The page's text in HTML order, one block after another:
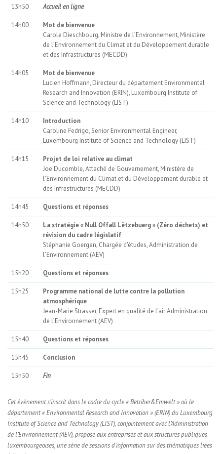
13h50 Accueil en ligne
14h00
Mot de bienvenue
Carole Dieschbourg, Ministre de l’Environnement, Ministère
de l’Environnement du Climat et du Développement durable
et des Infrastructures (MECDD)
14h05
Mot de bienvenue
Lucien Hoffmann, Directeur du département Environmental
Research and Innovation (ERIN), Luxembourg Institute of
Science and Technology (LIST)
14h10
Introduction
Caroline Fedrigo, Senior Environmental Engineer,
Luxembourg Institute of Science and Technology (LIST)
14h15
Projet de loi relative au climat
Joe Ducomble, Attaché de Gouvernement, Ministère de
l’Environnement du Climat et du Développement durable et
des Infrastructures (MECDD)
14h45 Questions et réponses
14h50
La stratégie « Null Offall Lëtzebuerg » (Zéro déchets) et
révision du cadre législatif
Stéphanie Goergen, Chargée d'études, Administration de
l’Environnement (AEV)
15h20 Questions et réponses
15h25
Programme national de lutte contre la pollution
atmosphérique
Jean-Marie Strasser, Expert en qualité de l’airAdministration
de l’Environnement (AEV)
15h40 Questions et réponses
15h45 Conclusion
15h50 Fin
Cet évènement s’inscrit dans le cadre du cycle « Betriber&Emwelt » où le
département « Environmental Research and Innovation » (ERIN) du Luxembourg
Institute of Science and Technology (LIST), conjointement avec l’Administration
de l’Environnement (AEV), propose aux entreprises et aux structures publiques
luxembourgeoises, une série de sessions d’information sur des thématiques liées